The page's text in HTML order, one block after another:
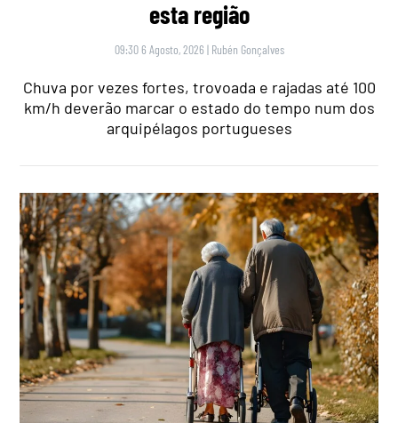
esta região
09:30 6 Agosto, 2026 | Rubén Gonçalves
Chuva por vezes fortes, trovoada e rajadas até 100
km/h deverão marcar o estado do tempo num dos
arquipélagos portugueses